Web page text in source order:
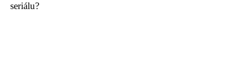
seriálu?